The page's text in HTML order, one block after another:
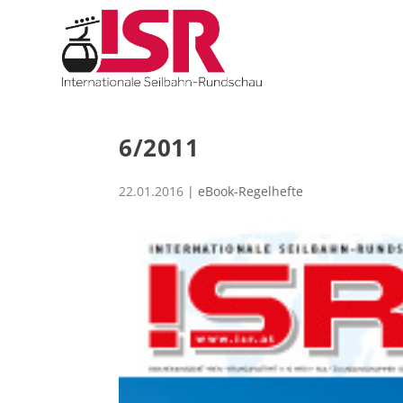
6/2011
22.01.2016 | eBook-Regelhefte